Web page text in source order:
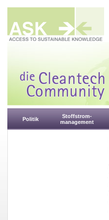
Politik
Stoffstrom-
management